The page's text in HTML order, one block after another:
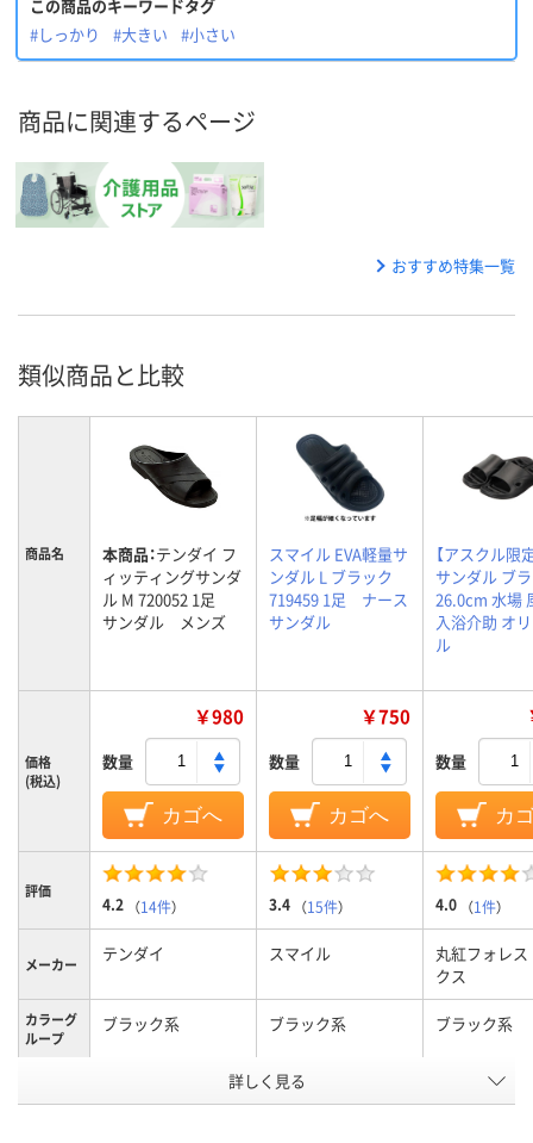
この商品のキーワードタグ
#しっかり
#大きい #小さい
商品に関連するページ
おすすめ特集一覧
類似商品と比較
商品名 本商品：テンダイ フ
ィッティングサンダ
ル M 720052 1足
サンダル メンズ
スマイル EVA軽量サ
ンダル L ブラック
719459 1足 ナース
サンダル
【アスクル限
サンダル ブ
26.0cm 水場
入浴介助 オ
ル
価格
(税込)
￥980
数量
カゴへ
￥750
数量
カゴへ
数量
カ
評価
4.2 （14件） 3.4 （15件） 4.0 （1件）
メーカー テンダイ スマイル
丸紅フォレ
クス
カラーグ
ループ
ブラック系 ブラック系 ブラック系
L （25.5～27.0cm）
詳しく見る